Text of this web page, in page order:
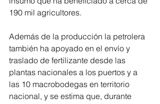
190 mil agricultores.
Además de la producción la petrolera
también ha apoyado en el envío y
traslado de fertilizante desde las
plantas nacionales a los puertos y a
las 10 macrobodegas en territorio
nacional, y se estima que, durante